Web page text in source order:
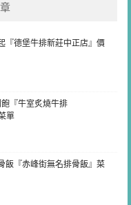
『德堡牛排新莊中正店』價
『牛室炙燒牛排
單
飯『赤峰街無名排骨飯』菜